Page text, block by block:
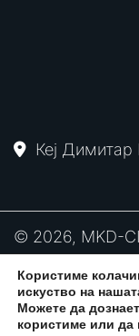
Користиме
искуство на
Можете да
користиме или да
Кеј Димитар
© 2026, MKD-
одговор на
PGP
потпис